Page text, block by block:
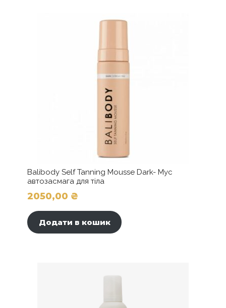
Balibody Self Tanning Mousse Dark- Мус
автозасмага для тіла
2050,00 ₴
Додати в кошик